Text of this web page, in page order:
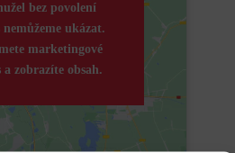
bez povolení
ukázat.
marketingové
a zobrazíte obsah.